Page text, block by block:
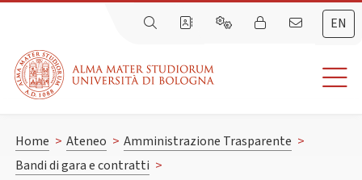
EN
Home > Ateneo > Amministrazione Trasparente >
Bandi di gara e contratti >